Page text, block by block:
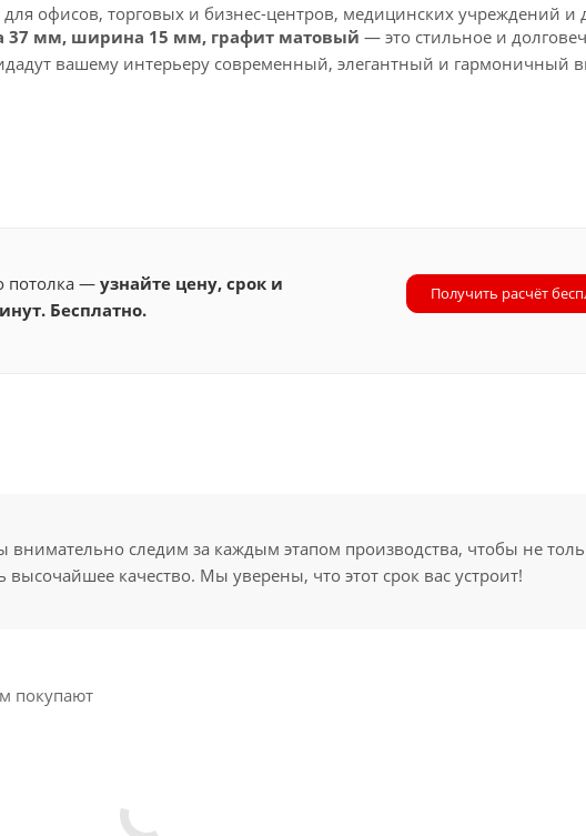
офисов, торговых и бизнес-центров, медицинских учреждений и
37 мм, ширина 15 мм, графит матовый — это стильное и
вашему интерьеру современный, элегантный и гармоничный
потолка —узнайте цену, срок и
Бесплатно.
Получить расчёт
внимательно следим за каждым этапом производства, чтобы не
качество. Мы уверены, что этот срок вас устроит!
покупают